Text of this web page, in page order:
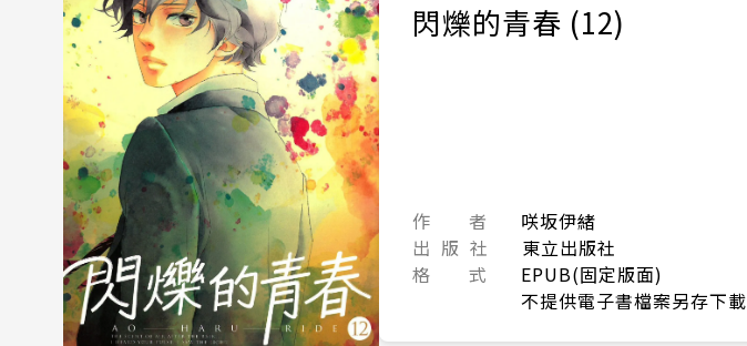
閃爍的青春 (12)
作 者
咲坂伊緒
出 版 社
東立出版社
格 式
EPUB(固定版面)
不提供電子書檔案另存下載